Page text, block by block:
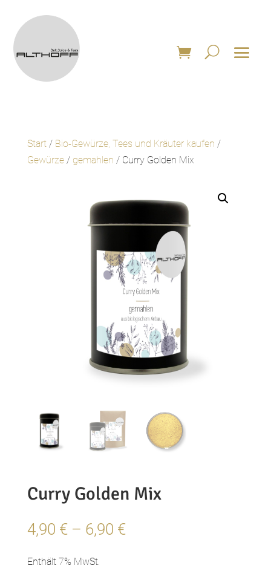
Start/ Bio-Gewürze, Tees und Kräuter kaufen /
Gewürze/ gemahlen / Curry Golden Mix
Curry Golden Mix
4,90 € – 6,90 €Preisspanne:
Enthält 7% MwSt.